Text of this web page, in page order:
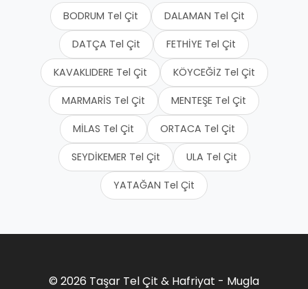
BODRUM Tel Çit DALAMAN Tel Çit
DATÇA Tel Çit FETHİYE Tel Çit
KAVAKLIDERE Tel Çit KÖYCEĞİZ Tel Çit
MARMARİS Tel Çit MENTEŞE Tel Çit
MİLAS Tel Çit ORTACA Tel Çit
SEYDİKEMER Tel Çit ULA Tel Çit
YATAĞAN Tel Çit
© 2026 Taşar Tel Çit & Hafriyat - Mugla